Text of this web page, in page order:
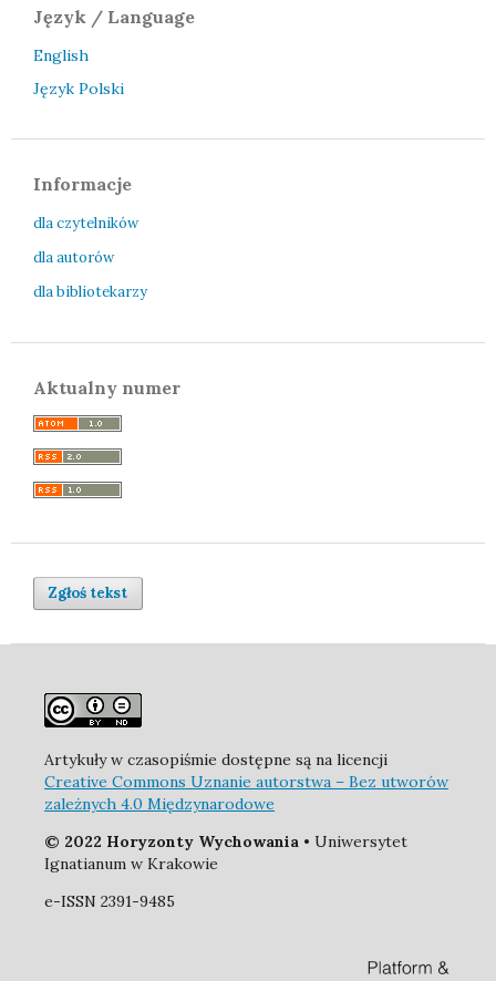
Język / Language
English
Język Polski
Informacje
dla czytelników
dla autorów
dla bibliotekarzy
Aktualny numer
Zgłoś tekst
Artykuły w czasopiśmie dostępne są na licencji
Creative Commons Uznanie autorstwa – Bez utworów
zależnych 4.0 Międzynarodowe
© 2022 Horyzonty Wychowania • Uniwersytet
Ignatianum w Krakowie
e-ISSN 2391-9485